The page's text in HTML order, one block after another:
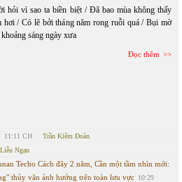
hỏi vì sao ta biền biệt / Đã bao mùa không thấy
hơi / Có lẽ bởi tháng năm rong ruỗi quá / Bụi mờ
sáng ngày xưa
Đọc thêm
11:11 CH Trần Kiêm Đoàn
Ngạn
Techo Cách đây 2 năm, Cần một tầm nhìn mới:
thủy văn ảnh hưởng trên toàn lưu vực 10:29